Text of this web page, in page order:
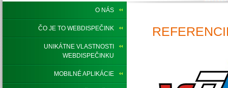
O NÁS
ČO JE TO WEBDISPEČINK
UNIKÁTNE VLASTNOSTI
WEBDISPEČINKU
MOBILNÉ APLIKÁCIE